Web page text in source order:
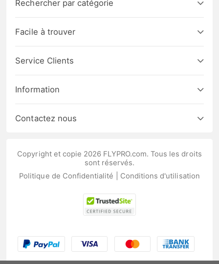
Rechercher par catégorie
Facile à trouver
Service Clients
Information
Contactez nous
Copyright et copie 2026 FLYPRO.com. Tous les droits
sont réservés.
Politique de Confidentialité
Conditions d'utilisation